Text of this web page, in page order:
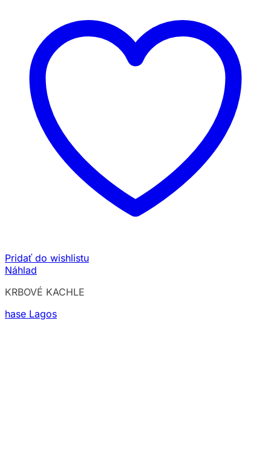
Pridať do wishlistu
Náhlad
KRBOVÉ KACHLE
hase Lagos